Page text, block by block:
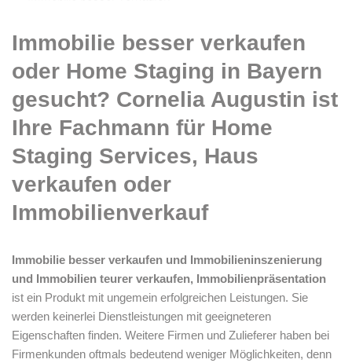
Immobilie besser verkaufen
oder Home Staging in Bayern
gesucht? Cornelia Augustin ist
Ihre Fachmann für Home
Staging Services, Haus
verkaufen oder
Immobilienverkauf
Immobilie besser verkaufen und Immobilieninszenierung
und Immobilien teurer verkaufen, Immobilienpräsentation
ist ein Produkt mit ungemein erfolgreichen Leistungen. Sie
werden keinerlei Dienstleistungen mit geeigneteren
Eigenschaften finden. Weitere Firmen und Zulieferer haben bei
Firmenkunden oftmals bedeutend weniger Möglichkeiten, denn